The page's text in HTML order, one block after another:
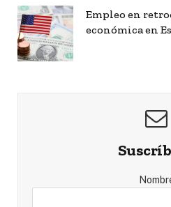
Empleo en
económica en